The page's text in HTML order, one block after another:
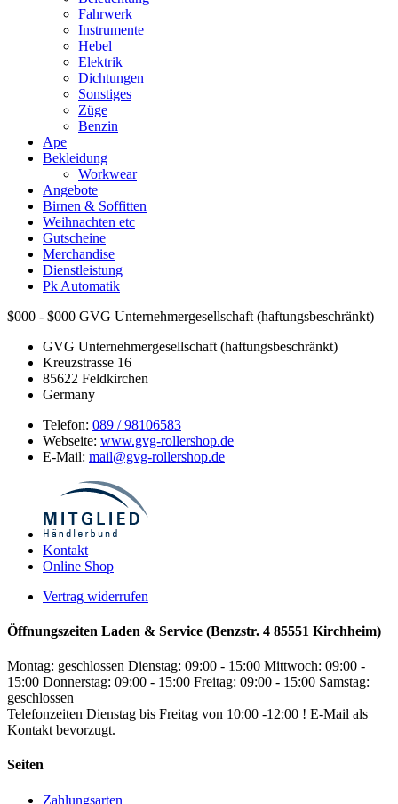
Fahrwerk
Instrumente
Hebel
Elektrik
Dichtungen
Sonstiges
Züge
Benzin
Ape
Bekleidung
Workwear
Angebote
Birnen & Soffitten
Weihnachten etc
Gutscheine
Merchandise
Dienstleistung
Pk Automatik
$000 - $000 GVG Unternehmergesellschaft (haftungsbeschränkt)
GVG Unternehmergesellschaft (haftungsbeschränkt)
Kreuzstrasse 16
85622 Feldkirchen
Germany
Telefon: 089 / 98106583
Webseite: www.gvg-rollershop.de
E-Mail: mail@gvg-rollershop.de
Kontakt
Online Shop
Vertrag widerrufen
Öffnungszeiten Laden & Service (Benzstr. 4 85551 Kirchheim)
Montag: geschlossen Dienstag: 09:00 - 15:00 Mittwoch: 09:00 -
15:00 Donnerstag: 09:00 - 15:00 Freitag: 09:00 - 15:00 Samstag:
geschlossen
Telefonzeiten Dienstag bis Freitag von 10:00 -12:00 ! E-Mail als
Kontakt bevorzugt.
Seiten
Zahlungsarten